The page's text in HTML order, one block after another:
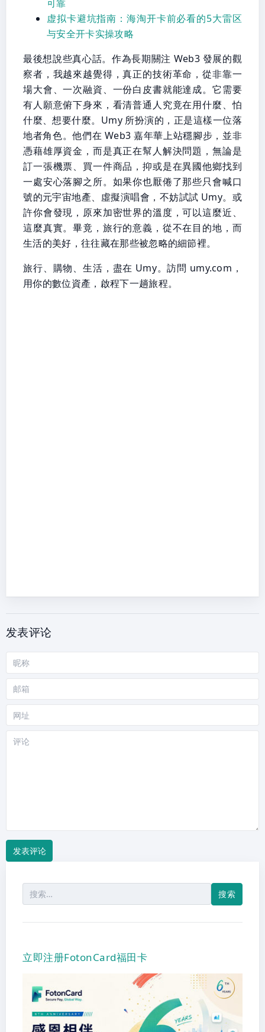
可靠
虚拟卡避坑指南：海淘开卡前必看的5大雷区
与安全开卡实操攻略
最後想說些真心話。作為長期關注 Web3 發展的觀
察者，我越來越覺得，真正的技術革命，從非靠一
場大會、一次融資、一份白皮書就能達成。它需要
有人願意俯下身來，看清普通人究竟在用什麼、怕
什麼、想要什麼。Umy 所扮演的，正是這樣一位落
地者角色。他們在 Web3 嘉年華上站穩腳步，並非
憑藉雄厚資金，而是真正在幫人解決問題，無論是
訂一張機票、買一件商品，抑或是在異國他鄉找到
一處安心落腳之所。如果你也厭倦了那些只會喊口
號的元宇宙地產、虛擬演唱會，不妨試試 Umy。或
許你會發現，原來加密世界的溫度，可以這麼近、
這麼真實。畢竟，旅行的意義，從不在目的地，而
生活的美好，往往藏在那些被忽略的細節裡。
旅行、購物、生活，盡在 Umy。訪問 umy.com，
用你的數位資產，啟程下一趟旅程。
发表评论
评
昵
称
邮
箱
网
站
索：
立即注册FotonCard福田卡